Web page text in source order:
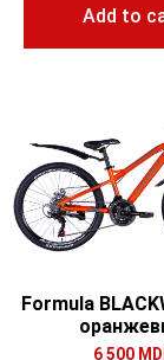
Add to
Formula
6 500